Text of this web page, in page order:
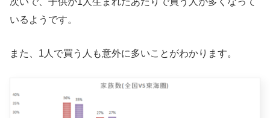
いるようです。
また、1人で買う人も意外に多いことがわかります。